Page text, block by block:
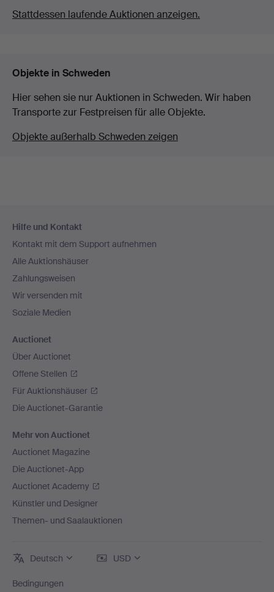
Stattdessen laufende Auktionen anzeigen.
Objekte in Schweden
Hier sehen sie nur Auktionen in Schweden. Wir haben
Transporte zur Festpreisen für alle Objekte.
Objekte außerhalb Schweden zeigen
Navigation
Hilfe und Kontakt
Kontakt mit dem Support aufnehmen
Alle Auktionshäuser
Zahlungsweisen
Wir versenden mit
Soziale Medien
Auctionet
Über Auctionet
Offene Stellen
Für Auktionshäuser
Die Auctionet-Garantie
Mehr von Auctionet
Auctionet Magazine
Die Auctionet-App
Auctionet Academy
Künstler und Designer
Themen- und Saalauktionen
Deutsch USD
Bedingungen